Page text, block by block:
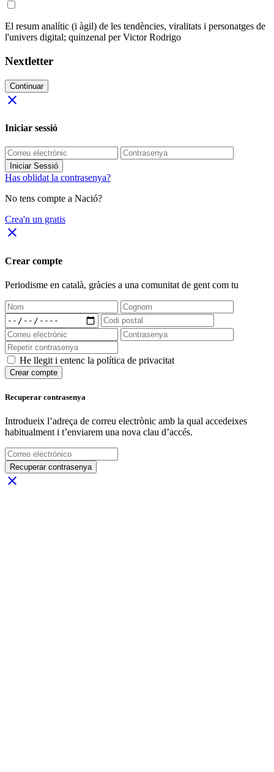
El resum analític (i àgil) de les tendències, viralitats i personatges de
l'univers digital; quinzenal per Victor Rodrigo
Nextletter
Continuar
close
Iniciar sessió
Iniciar Sessió
Has oblidat la contrasenya?
No tens compte a Nació?
Crea'n un gratis
close
Crear compte
Periodisme en català, gràcies a una comunitat de gent com tu
He llegit i entenc la política de privacitat
Crear compte
Recuperar contrasenya
Introdueix l’adreça de correu electrònic amb la qual accedeixes
habitualment i t’enviarem una nova clau d’accés.
Recuperar contrasenya
close